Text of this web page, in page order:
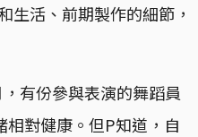
生活、前期製作的細節，
有份參與表演的舞蹈員
對健康。但P知道，自